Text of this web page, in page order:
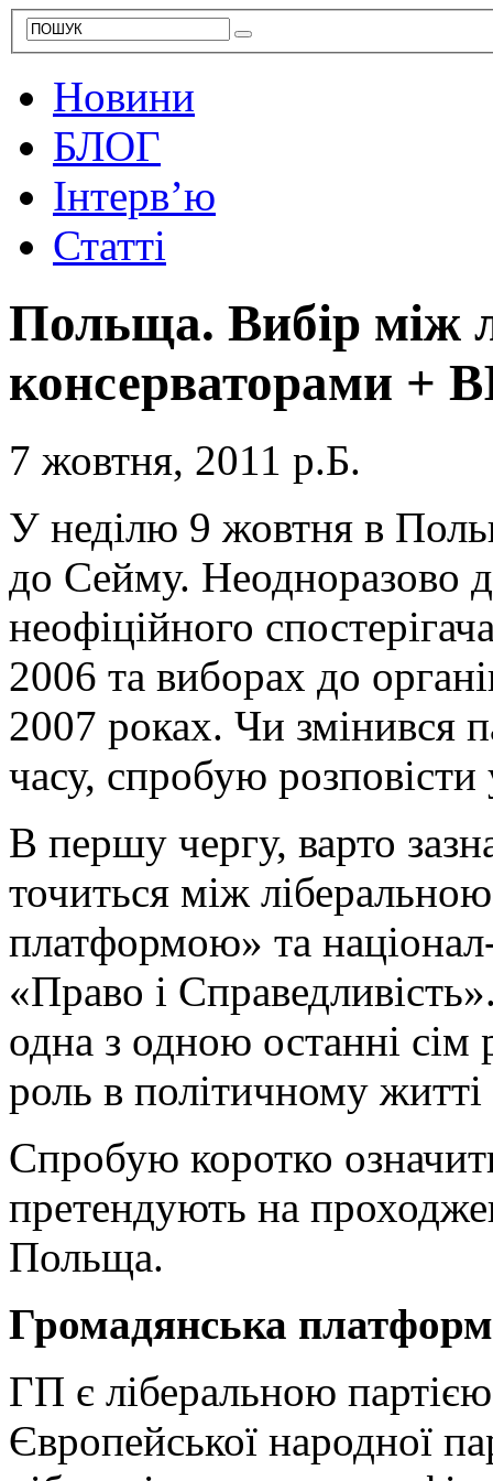
Новини
БЛОГ
Інтерв’ю
Статті
Польща. Вибір між
консерваторами +
7 жовтня, 2011 р.Б.
У неділю 9 жовтня в
до Сейму. Неодноразово
неофіційного
2006 та виборах до
2007 роках. Чи змінився
часу, спробую розповісти
В першу чергу, варто
точиться між
платформою» та
«Право і
одна з одною останні сім
роль в політичному житті
Спробую коротко
претендують на
Польща.
Громадянська
ГП є ліберальною
Європейської народної